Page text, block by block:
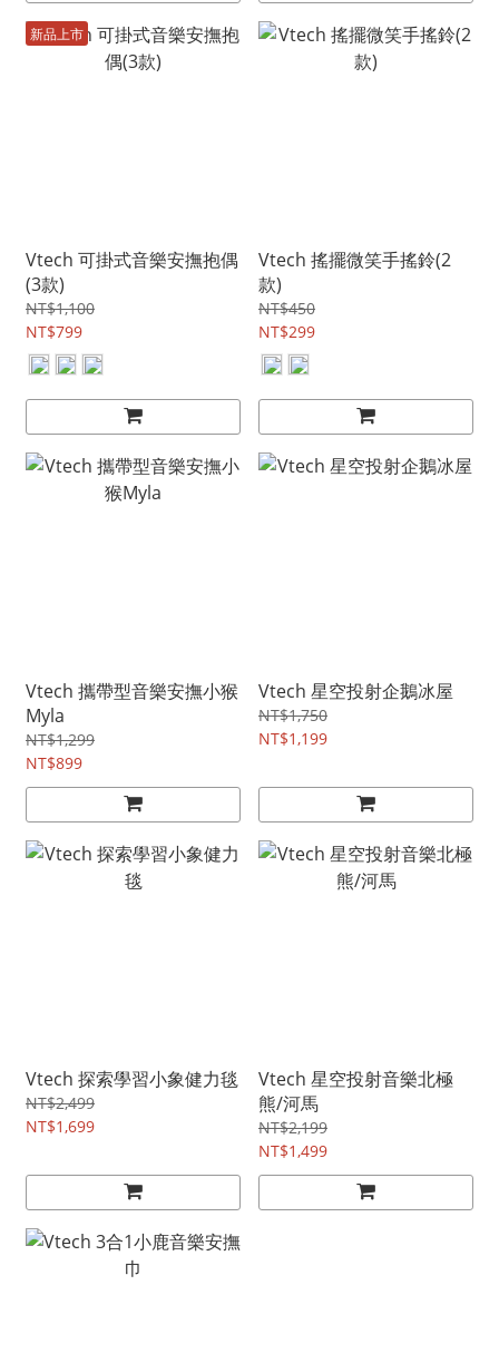
新品上市
Vtech 可掛式音樂安撫抱偶
(3款)
NT$1,100
NT$799
Vtech 搖擺微笑手搖鈴(2
款)
NT$450
NT$299
Vtech 攜帶型音樂安撫小猴
Myla
NT$1,299
NT$899
Vtech 星空投射企鵝冰屋
NT$1,750
NT$1,199
Vtech 探索學習小象健力毯
NT$2,499
NT$1,699
Vtech 星空投射音樂北極
熊/河馬
NT$2,199
NT$1,499